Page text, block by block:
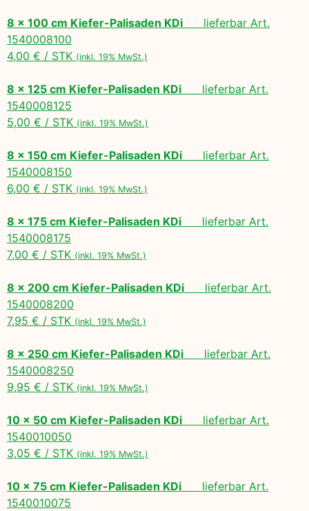
8 x 100 cm Kiefer-Palisaden KDi lieferbar Art.
1540008100
4,00 € / STK (inkl. 19% MwSt.)
8 x 125 cm Kiefer-Palisaden KDi lieferbar Art.
1540008125
5,00 € / STK (inkl. 19% MwSt.)
8 x 150 cm Kiefer-Palisaden KDi lieferbar Art.
1540008150
6,00 € / STK (inkl. 19% MwSt.)
8 x 175 cm Kiefer-Palisaden KDi lieferbar Art.
1540008175
7,00 € / STK (inkl. 19% MwSt.)
8 x 200 cm Kiefer-Palisaden KDi lieferbar Art.
1540008200
7,95 € / STK (inkl. 19% MwSt.)
8 x 250 cm Kiefer-Palisaden KDi lieferbar Art.
1540008250
9,95 € / STK (inkl. 19% MwSt.)
10 x 50 cm Kiefer-Palisaden KDi lieferbar Art.
1540010050
3,05 € / STK (inkl. 19% MwSt.)
10 x 75 cm Kiefer-Palisaden KDi lieferbar Art.
1540010075